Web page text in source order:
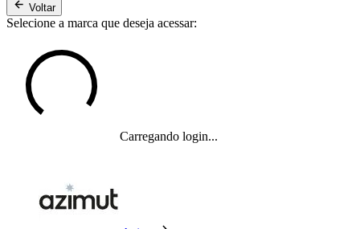
Voltar
Selecione a marca que deseja acessar:
Carregando login...